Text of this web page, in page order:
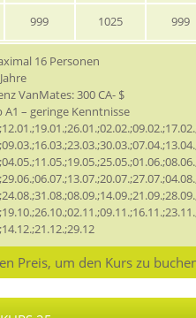
999 1025 999
16 Personen
VanMates: 300 CA- $
A1 – geringe Kenntnisse
Preis, um den Kurs zu